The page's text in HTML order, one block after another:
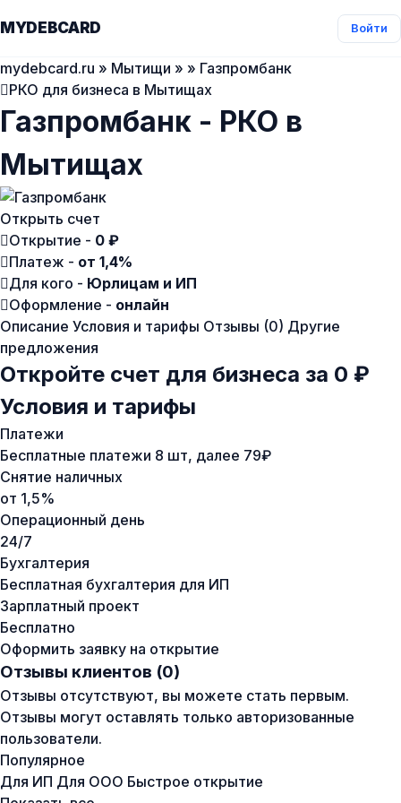
MYDEBCARD Войти
mydebcard.ru » Мытищи » » Газпромбанк
РКО для бизнеса в Мытищах
Газпромбанк - РКО в
Мытищах
Открыть счет
Открытие - 0 ₽
Платеж - от 1,4%
Для кого - Юрлицам и ИП
Оформление - онлайн
Описание Условия и тарифы Отзывы (0) Другие
предложения
Откройте счет для бизнеса за 0 ₽
Условия и тарифы
Платежи
Бесплатные платежи 8 шт, далее 79₽
Снятие наличных
от 1,5%
Операционный день
24/7
Бухгалтерия
Бесплатная бухгалтерия для ИП
Зарплатный проект
Бесплатно
Оформить заявку на открытие
Отзывы клиентов (0)
Отзывы отсутствуют, вы можете стать первым.
Отзывы могут оставлять только авторизованные
пользователи.
Популярное
Для ИП Для ООО Быстрое открытие